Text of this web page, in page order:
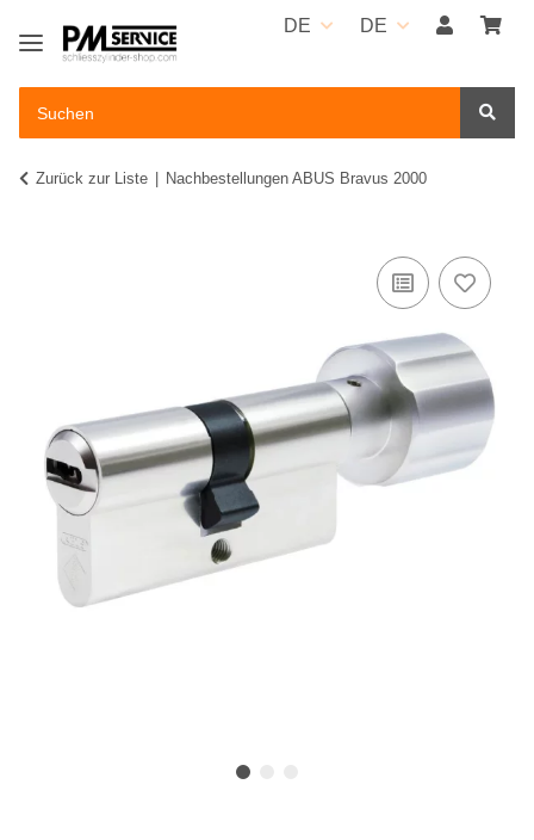
DE DE
Zurück zur Liste Nachbestellungen ABUS Bravus 2000